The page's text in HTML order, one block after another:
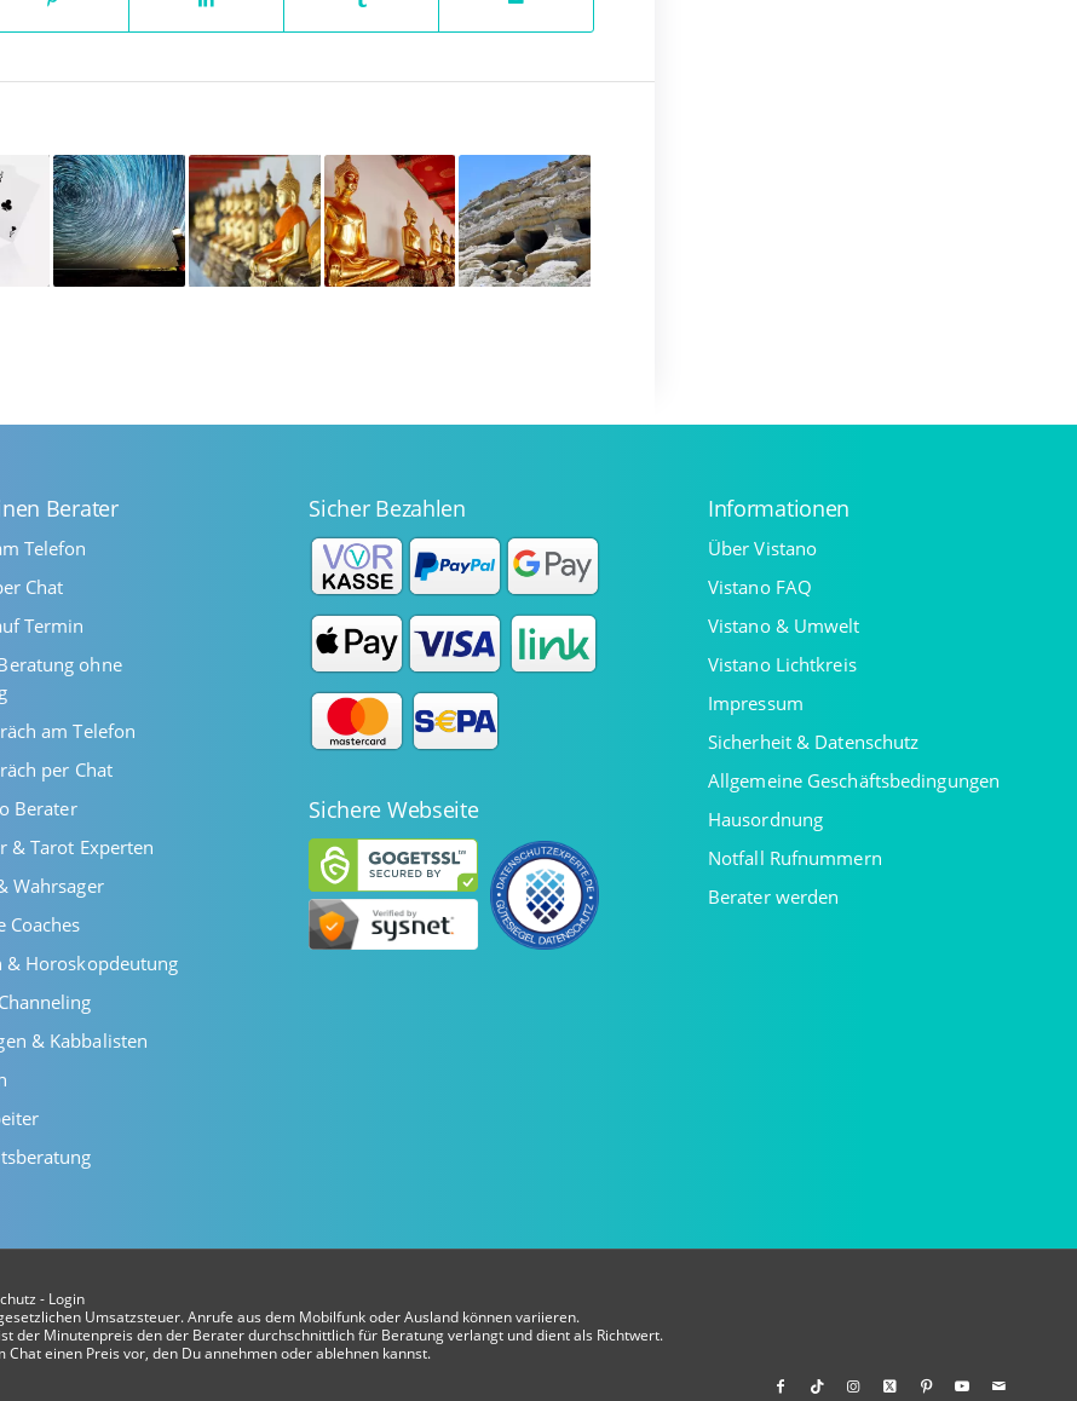
Berater
Telefon
Chat
Termin
ohne
am Telefon
per Chat
Berater
& Tarot Experten
Wahrsager
Coaches
& Horoskopdeutung
& Kabbalisten
Sicher Bezahlen
Sichere Webseite
Informationen
Über Vistano
Vistano FAQ
Vistano & Umwelt
Vistano Lichtkreis
Impressum
Sicherheit & Datenschutz
Allgemeine Geschäftsbedingungen
Hausordnung
Notfall Rufnummern
Berater werden
- Login
Umsatzsteuer. Anrufe aus dem Mobilfunk oder Ausland können variieren.
der Minutenpreis den der Berater durchschnittlich für Beratung verlangt und dient als Richtwert.
einen Preis vor, den Du annehmen oder ablehnen kannst.